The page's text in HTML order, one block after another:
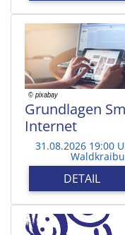
Grundlagen
Internet
31.08.2026 19:00
DETAIL